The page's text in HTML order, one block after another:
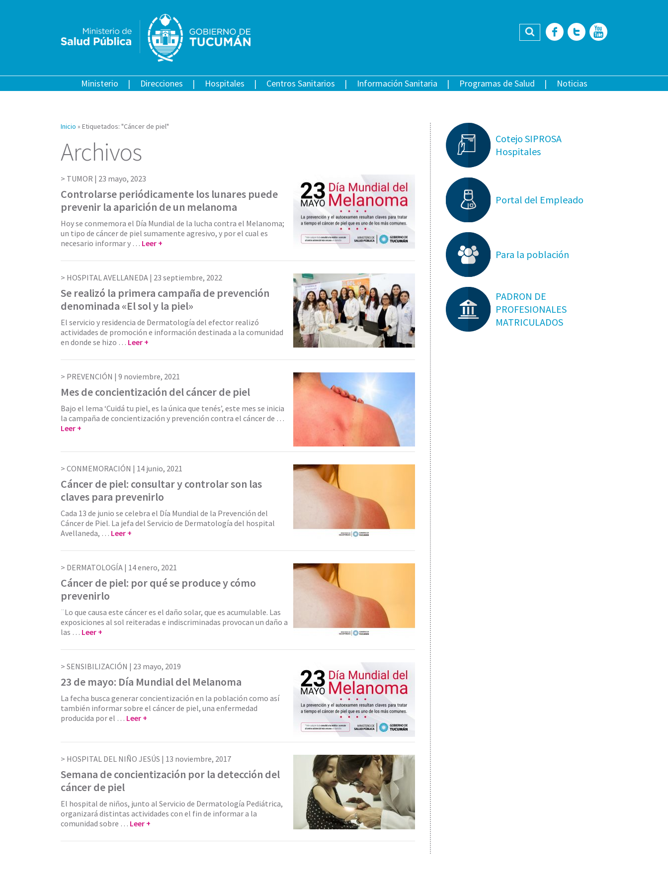
Buscar Facebook
Twitter
Ministerio Direcciones Hospitales Centros Sanitarios Información Sanitaria Programas de Salud Noticias
Inicio » Etiquetados: "Cáncer de piel"
Archivos
TUMOR | 23 mayo, 2023
Controlarse periódicamente los lunares puede
prevenir la aparición de un melanoma
Hoy se conmemora el Día Mundial de la lucha contra el Melanoma;
un tipo de cáncer de piel sumamente agresivo, y por el cual es
necesario informar y … Leer +
HOSPITAL AVELLANEDA | 23 septiembre, 2022
Se realizó la primera campaña de prevención
denominada «El sol y la piel»
El servicio y residencia de Dermatología del efector realizó
actividades de promoción e información destinada a la comunidad
en donde se hizo … Leer +
PREVENCIÓN | 9 noviembre, 2021
Mes de concientización del cáncer de piel
Bajo el lema ‘Cuidá tu piel, es la única que tenés’, este mes se inicia
la campaña de concientización y prevención contra el cáncer de …
Leer +
CONMEMORACIÓN | 14 junio, 2021
Cáncer de piel: consultar y controlar son las
claves para prevenirlo
Cada 13 de junio se celebra el Día Mundial de la Prevención del
Cáncer de Piel. La jefa del Servicio de Dermatología del hospital
Avellaneda, … Leer +
DERMATOLOGÍA | 14 enero, 2021
Cáncer de piel: por qué se produce y cómo
prevenirlo
¨Lo que causa este cáncer es el daño solar, que es acumulable. Las
exposiciones al sol reiteradas e indiscriminadas provocan un daño a
las … Leer +
SENSIBILIZACIÓN | 23 mayo, 2019
23 de mayo: Día Mundial del Melanoma
La fecha busca generar concientización en la población como así
también informar sobre el cáncer de piel, una enfermedad
producida por el … Leer +
HOSPITAL DEL NIÑO JESÚS | 13 noviembre, 2017
Semana de concientización por la detección del
cáncer de piel
El hospital de niños, junto al Servicio de Dermatología Pediátrica,
organizará distintas actividades con el fin de informar a la
comunidad sobre … Leer +
Cotejo SIPROSA
Hospitales
Portal del Empleado
Para la población
PADRON DE
PROFESIONALES
MATRICULADOS